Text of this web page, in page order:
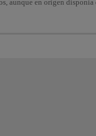
aunque en origen disponía